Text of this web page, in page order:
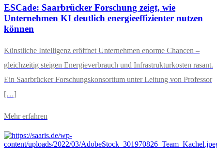
ESCade: Saarbrücker Forschung zeigt, wie
Unternehmen KI deutlich energieeffizienter nutzen
können
Künstliche Intelligenz eröffnet Unternehmen enorme Chancen –
gleichzeitig steigen Energieverbrauch und Infrastrukturkosten rasant.
Ein Saarbrücker Forschungskonsortium unter Leitung von Professor
[…]
Mehr erfahren